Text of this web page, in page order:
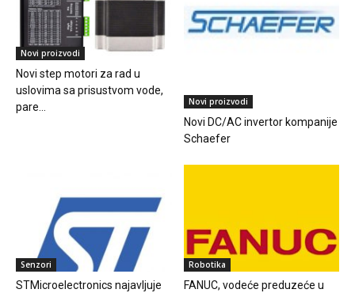
Novi proizvodi
Novi step motori za rad u
uslovima sa prisustvom vode,
pare...
Novi proizvodi
Novi DC/AC invertor kompanije
Schaefer
Senzori
STMicroelectronics najavljuje
Robotika
FANUC, vodeće preduzeće u